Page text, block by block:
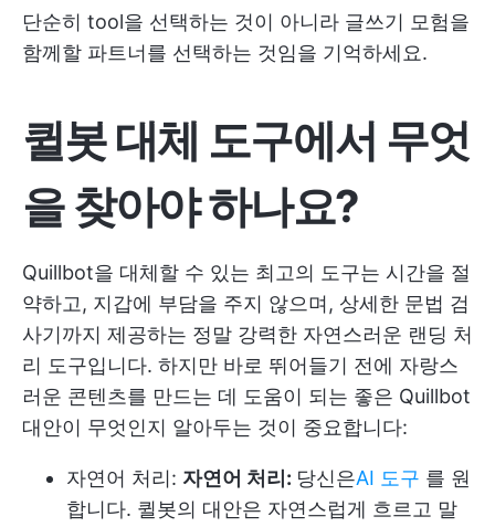
단순히 tool을 선택하는 것이 아니라 글쓰기 모험을
함께할 파트너를 선택하는 것임을 기억하세요.
퀼봇 대체 도구에서 무엇
을 찾아야 하나요?
Quillbot을 대체할 수 있는 최고의 도구는 시간을 절
약하고, 지갑에 부담을 주지 않으며, 상세한 문법 검
사기까지 제공하는 정말 강력한 자연스러운 랜딩 처
리 도구입니다. 하지만 바로 뛰어들기 전에 자랑스
러운 콘텐츠를 만드는 데 도움이 되는 좋은 Quillbot
대안이 무엇인지 알아두는 것이 중요합니다:
자연어 처리: 자연어 처리: 당신은AI 도구 를 원
합니다. 퀼봇의 대안은 자연스럽게 흐르고 말